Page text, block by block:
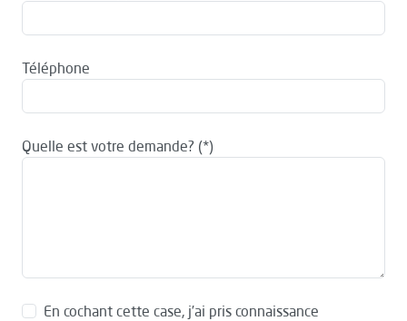
Téléphone
Quelle est votre demande?
En cochant cette case, j’ai pris connaissance